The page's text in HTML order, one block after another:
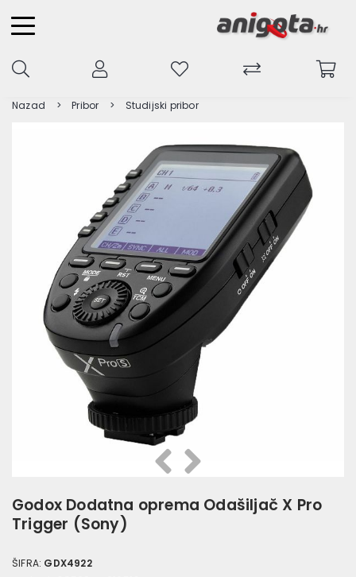
Nazad Pribor Studijski pribor
PrethodnaSlijedeća
Godox Dodatna oprema Odašiljač X Pro
Trigger (Sony)
ŠIFRA: GDX4922